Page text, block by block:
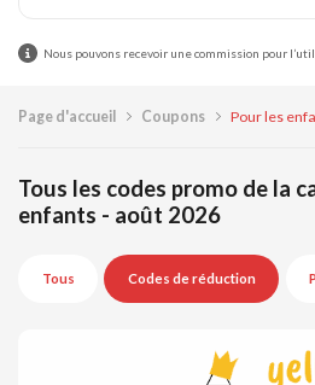
Nous pouvons recevoir une commission pour
Page d'accueil Coupons Pour les
Tous les codes promo de la
enfants - août 2026
Tous Codes de réduction